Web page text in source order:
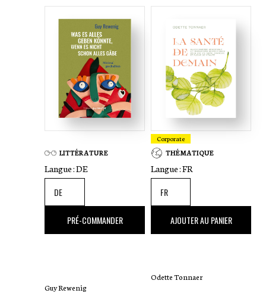
Relié avec jaquette dans un coffret
LITTÉRATURE
Langue :DE
,00 €
PRÉ-COMMANDER
Guy Rewenig
Corporate
THÉMATIQUE
Langue :FR
,00 €
AJOUTER AU PANIER
Odette Tonnaer